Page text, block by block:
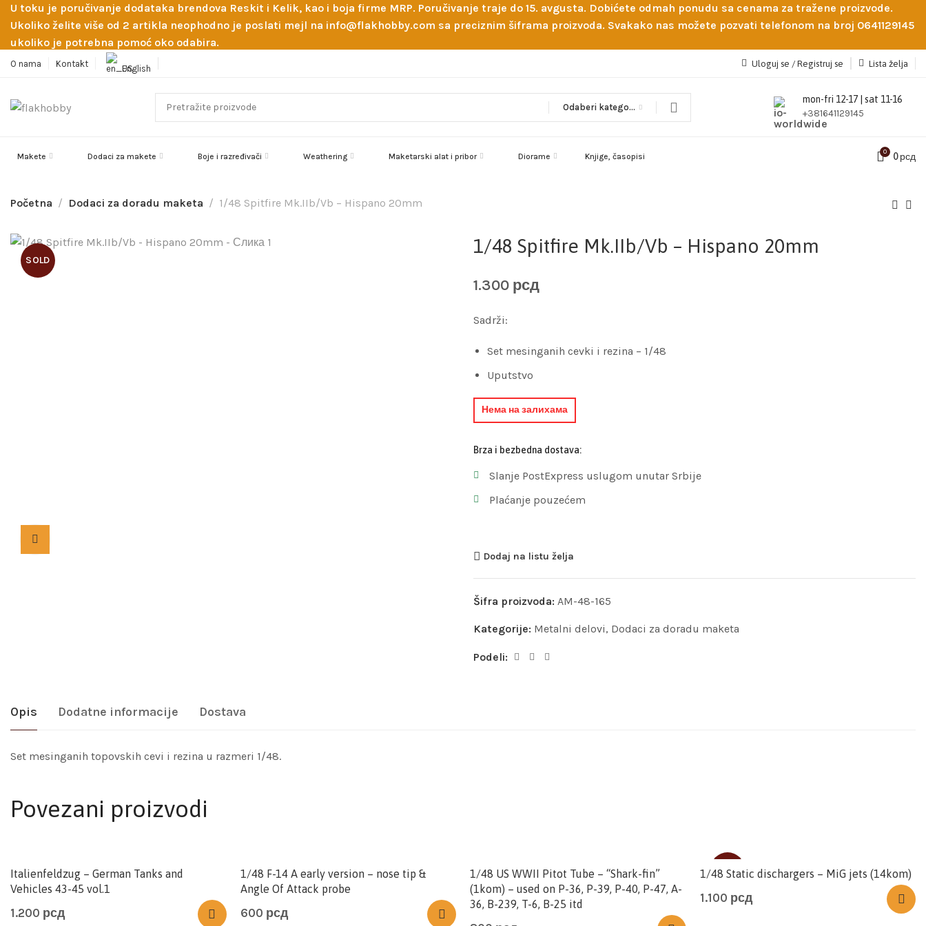
U toku je poručivanje dodataka brendova Reskit i Kelik, kao i boja firme MRP. Poručivanje traje do 15. avgusta. Dobićete odmah ponudu sa cenama za tražene proizvode.
Ukoliko želite više od 2 artikla neophodno je poslati mejl na info@flakhobby.com sa preciznim šiframa proizvoda. Svakako nas možete pozvati telefonom na broj 0641129145
ukoliko je potrebna pomoć oko odabira.
O nama Kontakt English Uloguj se / Registruj se Lista želja
Odaberi kategoriju
mon-fri 12-17 | sat 11-16
+381641129145
Makete Dodaci za makete Boje i razređivači Weathering Maketarski alat i pribor Diorame Knjige, časopisi 0 0рсд
Početna Dodaci za doradu maketa 1/48 Spitfire Mk.IIb/Vb – Hispano 20mm
SOLD
1/48 Spitfire Mk.IIb/Vb – Hispano 20mm
1.300 рсд
Sadrži:
Set mesinganih cevki i rezina – 1/48
Uputstvo
Нема на залихама
Brza i bezbedna dostava:
Slanje PostExpress uslugom unutar Srbije
Plaćanje pouzećem
Dodaj na listu želja
Šifra proizvoda: AM-48-165
Kategorije: Metalni delovi, Dodaci za doradu maketa
Podeli:
Opis Dodatne informacije Dostava
Set mesinganih topovskih cevi i rezina u razmeri 1/48.
Povezani proizvodi
Italienfeldzug – German Tanks and
Vehicles 43-45 vol.1
1.200 рсд
1/48 F-14 A early version – nose tip &
Angle Of Attack probe
600 рсд
1/48 US WWII Pitot Tube – “Shark-fin”
(1kom) – used on P-36, P-39, P-40, P-47, A-
36, B-239, T-6, B-25 itd
SOLD
1/48 Static dischargers – MiG jets (14kom)
1.100 рсд